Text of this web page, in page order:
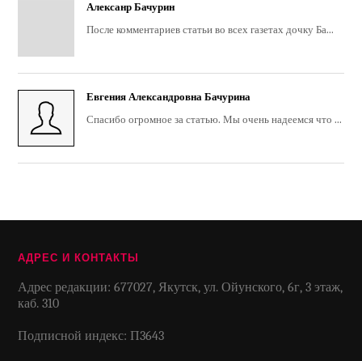
Алексанр Бачурин
После комментариев статьи во всех газетах дочку Ба...
Евгения Александровна Бачурина
Спасибо огромное за статью. Мы очень надеемся что ...
АДРЕС И КОНТАКТЫ
Адрес редакции: 677027, Якутск, ул. Ойунского, 6г, 3 этаж,
каб. 310
Подписной индекс: П3643